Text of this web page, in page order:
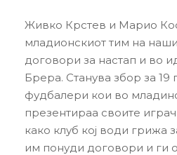
Живко Крстев и Марио
младионскиот тим на
договори за настап и во
Брера. Станува збор за
фудбалери кои во
презентираа своите
како клуб кој води грижа
им понуди договори и ги